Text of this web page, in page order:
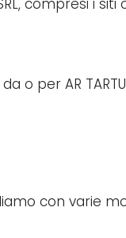
compresi i
o per AR
con varie